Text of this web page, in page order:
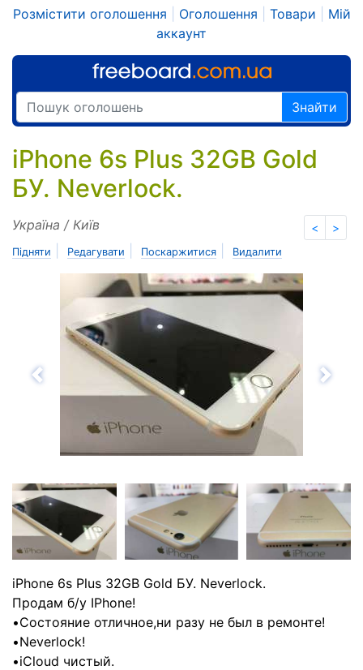
Розмістити оголошення Оголошення Товари
Мій
аккаунт
Знайти
iPhone 6s Plus 32GB Gold
БУ. Neverlock.
< >
Україна / Київ
Підняти Редагувати Поскаржитися Видалити
Назад
iPhone 6s Plus 32GB Gold БУ. Neverlock.
Продам б/у IPhone!
•Состояние отличное,ни разу не был в ремонте!
•Neverlock!
•iCloud чистый.